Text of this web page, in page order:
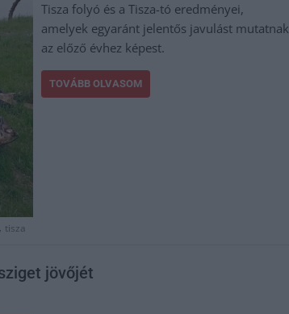
Tisza folyó és a Tisza-tó eredményei,
amelyek egyaránt jelentős javulást mutatnak
az előző évhez képest.
TOVÁBB OLVASOM
, tisza
jövőjét